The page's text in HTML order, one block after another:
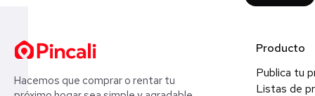
Hacemos que comprar o rentar tu
Producto
Publica tu
Listas de